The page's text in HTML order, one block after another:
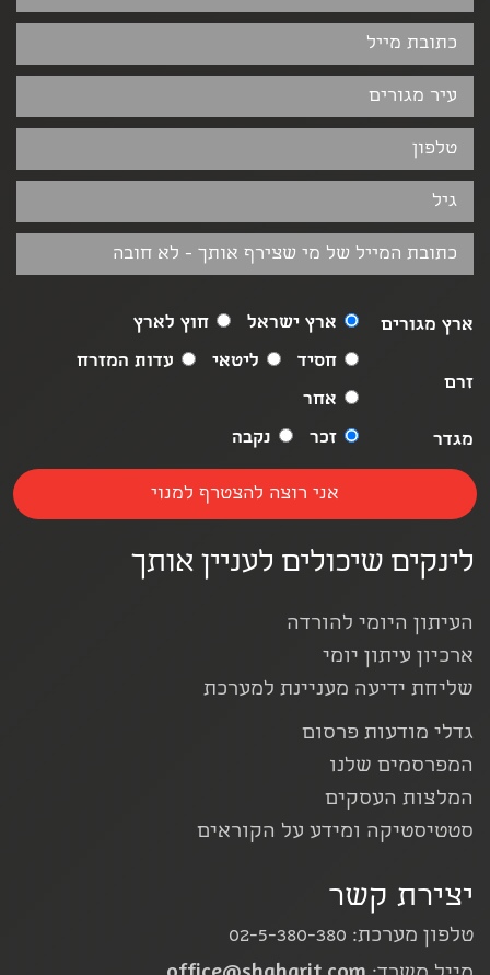
ארץ מגורים ארץ ישראל חוץ לארץ
זרם
חסיד ליטאי
עדות המזרח
אחר
מגדר
זכר נקבה
לינקים שיכולים לעניין אותך
העיתון היומי להורדה
ארכיון עיתון יומי
שליחת ידיעה מעניינת למערכת
גדלי מודעות פרסום
המפרסמים שלנו
המלצות העסקים
סטטיסטיקה ומידע על הקוראים
יצירת קשר
טלפון מערכת: 02-5-380-380